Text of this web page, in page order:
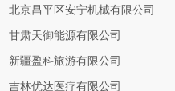
北京昌平区安宁机械有限公司
甘肃天御能源有限公司
新疆盈科旅游有限公司
吉林优达医疗有限公司